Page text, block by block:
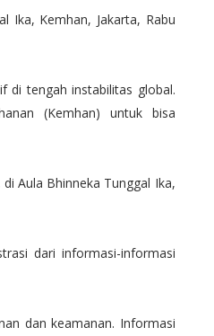
Ika, Kemhan, Jakarta, Rabu
di tengah instabilitas global.
(Kemhan) untuk bisa
Aula Bhinneka Tunggal Ika,
dari informasi-informasi
dan keamanan. Informasi